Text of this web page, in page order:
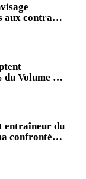
aux contrats
une
Volume de
: La
au Profit de
entraîneur du
confronté
avoir été
30 crimes